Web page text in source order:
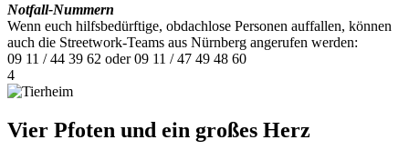
Notfall-Nummern
Wenn euch hilfsbedürftige, obdachlose Personen auffallen, können
auch die Streetwork-Teams aus Nürnberg angerufen werden:
09 11 / 44 39 62 oder 09 11 / 47 49 48 60
4
Vier Pfoten und ein großes Herz